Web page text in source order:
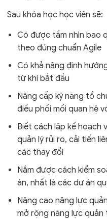
Sau khóa học học viên sẽ:
Có được tầm nhìn bao
theo đúng chuẩn Agile
Có khả năng định
từ khi bắt đầu
Nâng cấp kỹ năng tổ
điều phối mối quan hệ
Biết cách lập kế hoạch
quản lý rủi ro, cải tiến
các thay đổi
Nắm được cách kiểm
án, nhất là các dự án
Nâng cao năng lực
mở rộng năng lực